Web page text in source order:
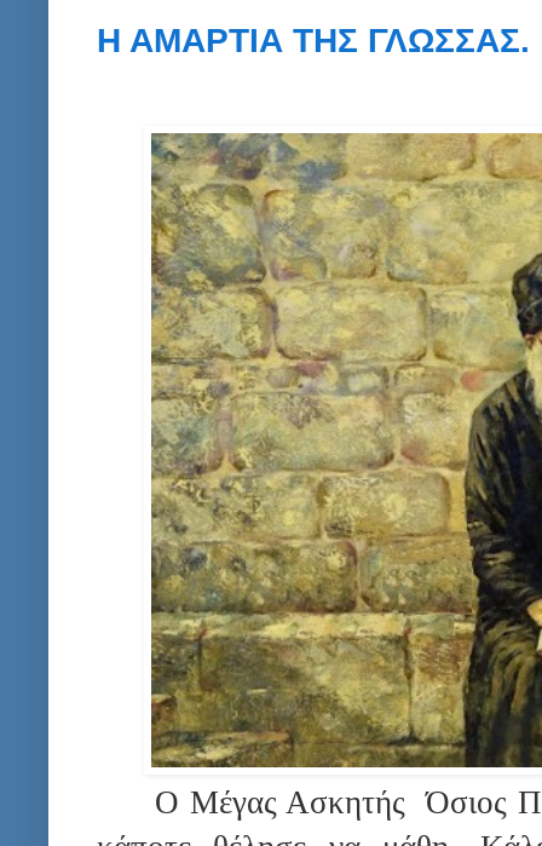
Η ΑΜΑΡΤΙΑ ΤΗΣ ΓΛΩΣΣΑΣ.
Ο Μέγας Ασκητής Όσιος